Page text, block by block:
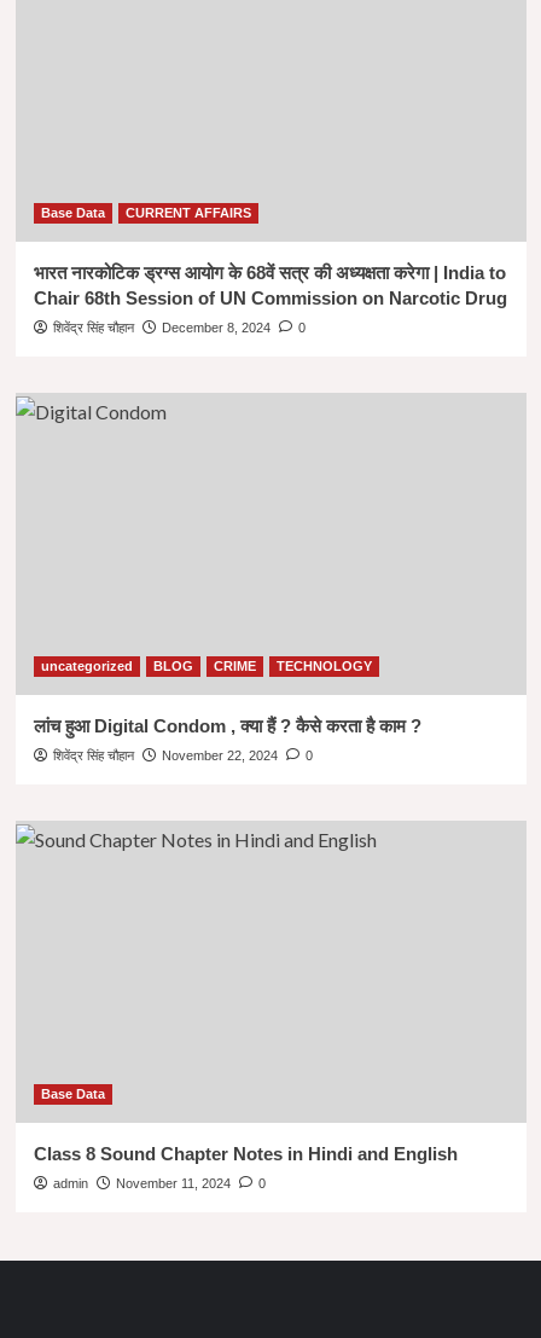
Base Data CURRENT AFFAIRS
भारत नारकोटिक ड्रग्स आयोग के 68वें सत्र की अध्यक्षता करेगा | India to
Chair 68th Session of UN Commission on Narcotic Drug
शिवेंद्र सिंह चौहान December 8, 2024 0
uncategorized BLOG CRIME TECHNOLOGY
लांच हुआ Digital Condom , क्या हैं ? कैसे करता है काम ?
शिवेंद्र सिंह चौहान November 22, 2024 0
Base Data
Class 8 Sound Chapter Notes in Hindi and English
admin November 11, 2024 0